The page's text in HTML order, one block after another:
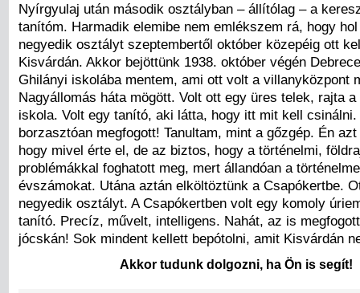
Nyírgyulaj után második osztályban – állítólag – a
tanítóm. Harmadik elemibe nem emlékszem rá, hogy
negyedik osztályt szeptembertől október közepéig ott
Kisvárdán. Akkor bejöttünk 1938. október végén
Ghilányi iskolába mentem, ami ott volt a villanyközpont
Nagyállomás háta mögött. Volt ott egy üres telek, rajta
iskola. Volt egy tanító, aki látta, hogy itt mit kell csinálni.
borzasztóan megfogott! Tanultam, mint a gőzgép. Én
hogy mivel érte el, de az biztos, hogy a történelmi,
problémákkal foghatott meg, mert állandóan a
évszámokat. Utána aztán elköltöztünk a Csapókertbe.
negyedik osztályt. A Csapókertben volt egy komoly
tanító. Precíz, művelt, intelligens. Nahát, az is
jócskán! Sok mindent kellett bepótolni, amit Kisvárdán
Akkor tudunk dolgozni, ha Ön is segít!